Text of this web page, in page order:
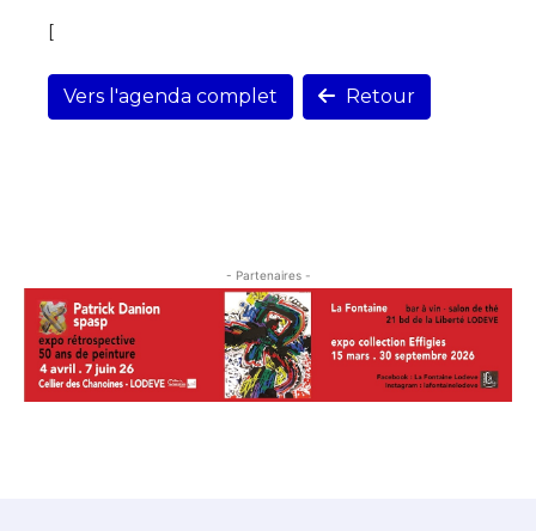
[
Vers l'agenda complet Retour
- Partenaires -